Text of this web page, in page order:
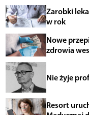
Zarobki
w rok
Nowe
zdrowia
Nie żyje
Resort